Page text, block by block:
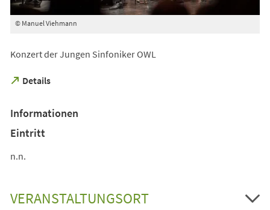
© Manuel Viehmann
Konzert der Jungen Sinfoniker OWL
Details
(Öffnet
neuen
Tab)
Informationen
Eintritt
n.n.
VERANSTALTUNGSORT